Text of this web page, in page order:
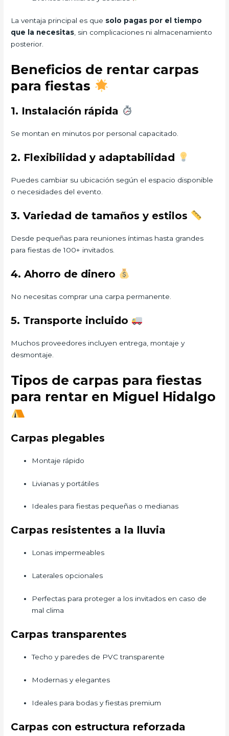
La ventaja principal es que solo pagas por el tiempo
que la necesitas, sin complicaciones ni almacenamiento
posterior.
Beneficios de rentar carpas
para fiestas
1. Instalación rápida
Se montan en minutos por personal capacitado.
2. Flexibilidad y adaptabilidad
Puedes cambiar su ubicación según el espacio disponible
o necesidades del evento.
3. Variedad de tamaños y estilos
Desde pequeñas para reuniones íntimas hasta grandes
para fiestas de 100+ invitados.
4. Ahorro de dinero
No necesitas comprar una carpa permanente.
5. Transporte incluido
Muchos proveedores incluyen entrega, montaje y
desmontaje.
Tipos de carpas para fiestas
para rentar en Miguel Hidalgo
Carpas plegables
Montaje rápido
Livianas y portátiles
Ideales para fiestas pequeñas o medianas
Carpas resistentes a la lluvia
Lonas impermeables
Laterales opcionales
Perfectas para proteger a los invitados en caso de
mal clima
Carpas transparentes
Techo y paredes de PVC transparente
Modernas y elegantes
Ideales para bodas y fiestas premium
Carpas con estructura reforzada